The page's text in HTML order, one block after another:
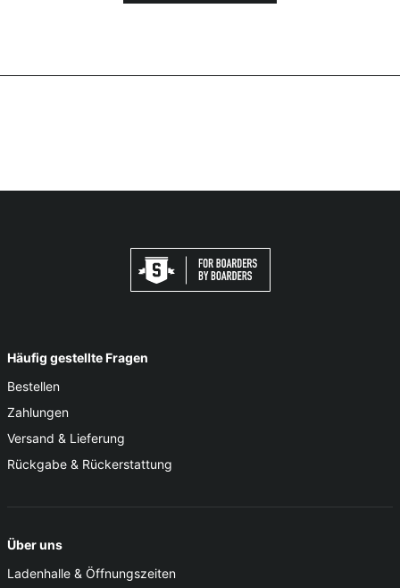
Häufig gestellte Fragen
Bestellen
Zahlungen
Versand & Lieferung
Rückgabe & Rückerstattung
Über uns
Ladenhalle & Öffnungszeiten